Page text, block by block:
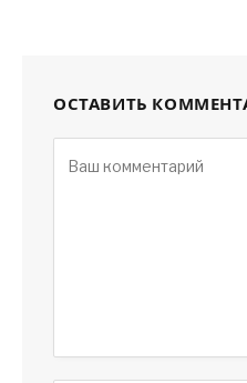
ОСТАВИТЬ